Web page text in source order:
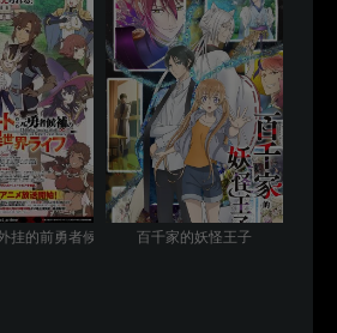
挂的前勇者候补过着悠哉异世界生活
百千家的妖怪王子